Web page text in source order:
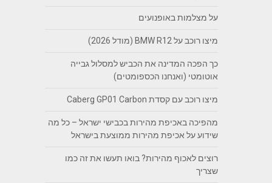
על מצלמות באופנועים
מיצו רוכב על BMW R12 (מודל 2026)
כך הפכה המדינה את הכביש למסלול גבייה
אוטומטי (ואנחנו הכספומטים)
מיצו רוכב עם קסדת Caberg GP01 Carbon
מהפיכה באכיפת מהירות בכבישי ישראל – כל מה
שידוע על אכיפת מהירות ממוצעת בישראל
רוצים לאכוף מהירות? בואו תעשו את זה כמו
שצריך